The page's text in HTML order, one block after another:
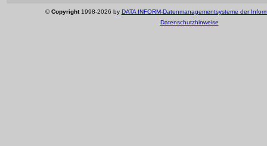
©Copyright1998-2026 by DATA INFORM-Datenmanagementsysteme der
Datenschutzhinweise